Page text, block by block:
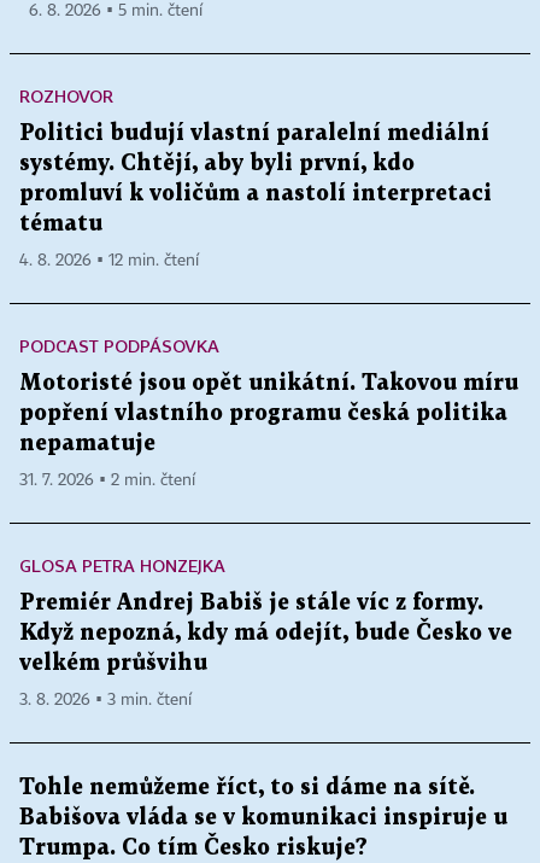
6. 8. 2026 ▪ 5 min. čtení
ROZHOVOR
Politici budují vlastní paralelní mediální
systémy. Chtějí, aby byli první, kdo
promluví k voličům a nastolí interpretaci
tématu
4. 8. 2026 ▪ 12 min. čtení
PODCAST PODPÁSOVKA
Motoristé jsou opět unikátní. Takovou míru
popření vlastního programu česká politika
nepamatuje
31. 7. 2026 ▪ 2 min. čtení
GLOSA PETRA HONZEJKA
Premiér Andrej Babiš je stále víc z formy.
Když nepozná, kdy má odejít, bude Česko ve
velkém průšvihu
3. 8. 2026 ▪ 3 min. čtení
Tohle nemůžeme říct, to si dáme na sítě.
Babišova vláda se v komunikaci inspiruje u
Trumpa. Co tím Česko riskuje?